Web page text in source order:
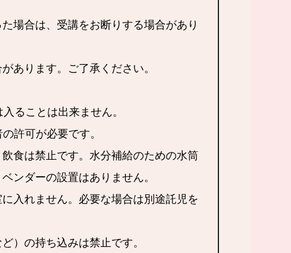
場合は、受講をお断りする場合があり
あります。ご了承ください。
ることは出来ません。
許可が必要です。
食は禁止です。水分補給のための水筒
ンダーの設置はありません。
入れません。必要な場合は別途託児を
）の持ち込みは禁止です。